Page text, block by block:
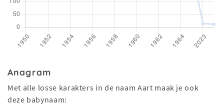
Anagram
Met alle losse karakters in de naam Aart maak je ook
deze babynaam: